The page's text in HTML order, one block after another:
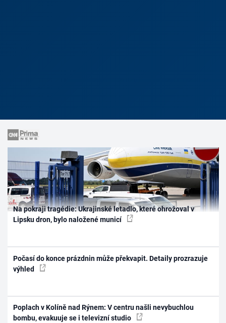
Na pokraji tragédie: Ukrajinské letadlo, které ohrožoval v
Lipsku dron, bylo naložené municí
Počasí do konce prázdnin může překvapit. Detaily prozrazuje
výhled
Poplach v Kolíně nad Rýnem: V centru našli nevybuchlou
bombu, evakuuje se i televizní studio